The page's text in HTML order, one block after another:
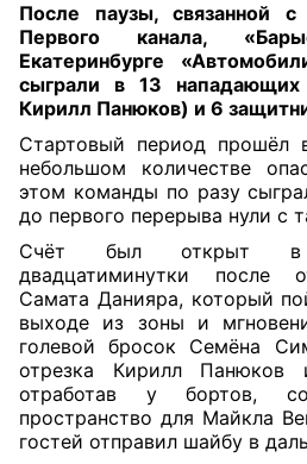
После паузы, связанной
Первого канала,
Екатеринбурге
сыграли в 13 нападающих
Кирилл Панюков) и 6
Стартовый период прошёл
небольшом количестве
этом команды по разу
до первого перерыва нули с
Счёт был открыт в
двадцатиминутки после
Самата Данияра, который
выходе из зоны и
голевой бросок Семёна
отрезка Кирилл
отработав у бортов,
пространство для Майкла
гостей отправил шайбу в